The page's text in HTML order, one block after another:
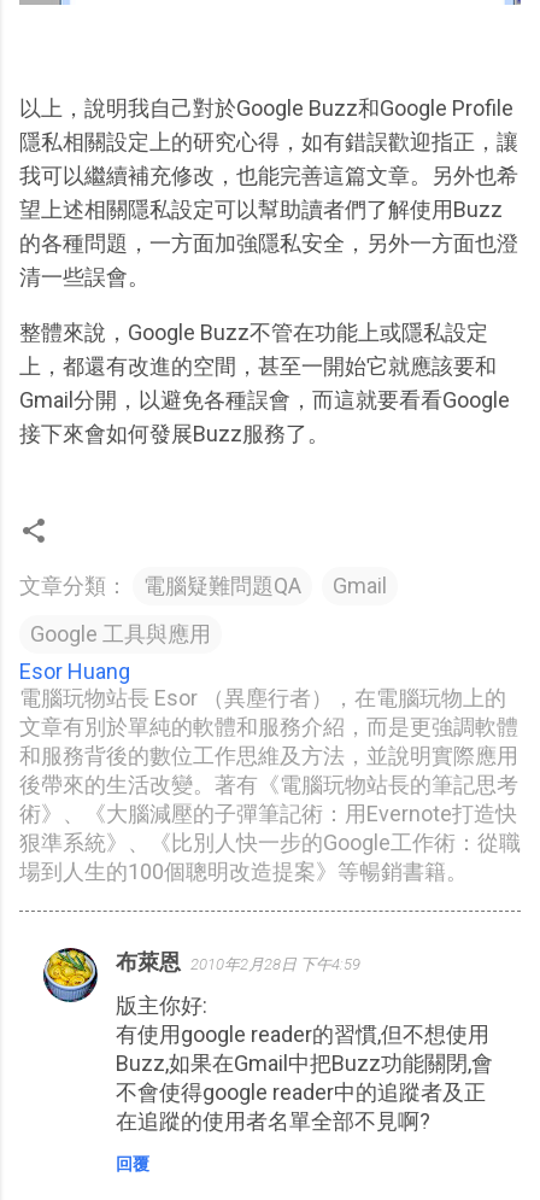
以上，說明我自己對於Google Buzz和Google Profile
隱私相關設定上的研究心得，如有錯誤歡迎指正，讓
我可以繼續補充修改，也能完善這篇文章。另外也希
望上述相關隱私設定可以幫助讀者們了解使用Buzz
的各種問題，一方面加強隱私安全，另外一方面也澄
清一些誤會。
整體來說，Google Buzz不管在功能上或隱私設定
上，都還有改進的空間，甚至一開始它就應該要和
Gmail分開，以避免各種誤會，而這就要看看Google
接下來會如何發展Buzz服務了。
文章分類： 電腦疑難問題QA
Gmail
Google 工具與應用
Esor Huang
電腦玩物站長 Esor （異塵行者），在電腦玩物上的
文章有別於單純的軟體和服務介紹，而是更強調軟體
和服務背後的數位工作思維及方法，並說明實際應用
後帶來的生活改變。著有《電腦玩物站長的筆記思考
術》、《大腦減壓的子彈筆記術：用Evernote打造快
狠準系統》、《比別人快一步的Google工作術：從職
場到人生的100個聰明改造提案》等暢銷書籍。
留
言
布萊恩 2010年2月28日 下午4:59
版主你好:
有使用google reader的習慣,但不想使用
Buzz,如果在Gmail中把Buzz功能關閉,會
不會使得google reader中的追蹤者及正
在追蹤的使用者名單全部不見啊?
回覆